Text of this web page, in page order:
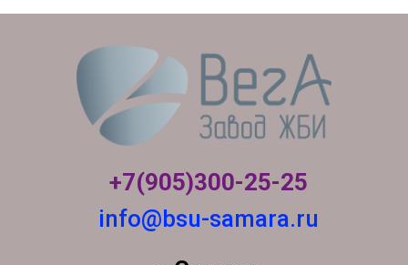
+7(905)300-25-25
info@bsu-samara.ru